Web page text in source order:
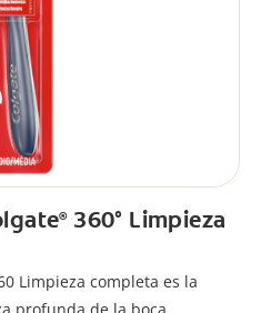
®360° Limpieza
Limpieza completa es la